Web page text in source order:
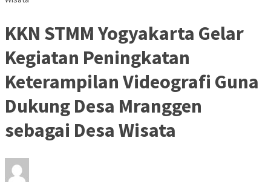
KKN STMM Yogyakarta Gelar
Kegiatan Peningkatan
Keterampilan Videografi Guna
Dukung Desa Mranggen
sebagai Desa Wisata